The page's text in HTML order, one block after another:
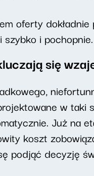
oferty
i pochopnie.
się
w taki
Już na
koszt
podjąć decyzję